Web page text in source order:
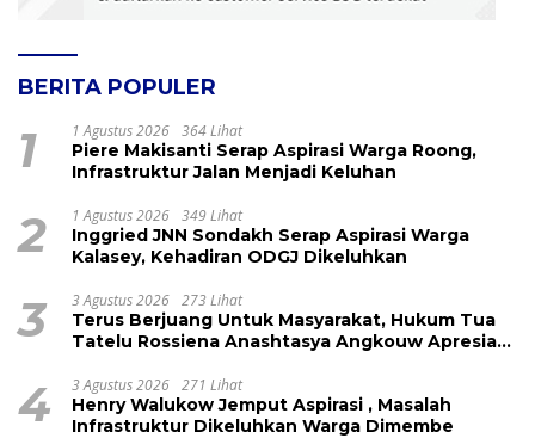
BERITA POPULER
1 1 Agustus 2026 364 Lihat
Piere Makisanti Serap Aspirasi Warga Roong,
Infrastruktur Jalan Menjadi Keluhan
2 1 Agustus 2026 349 Lihat
Inggried JNN Sondakh Serap Aspirasi Warga
Kalasey, Kehadiran ODGJ Dikeluhkan
3 3 Agustus 2026 273 Lihat
Terus Berjuang Untuk Masyarakat, Hukum Tua
Tatelu Rossiena Anashtasya Angkouw Apresiasi
4 3 Agustus 2026 271 Lihat
Henry Walukow Jemput Aspirasi , Masalah
Infrastruktur Dikeluhkan Warga Dimembe